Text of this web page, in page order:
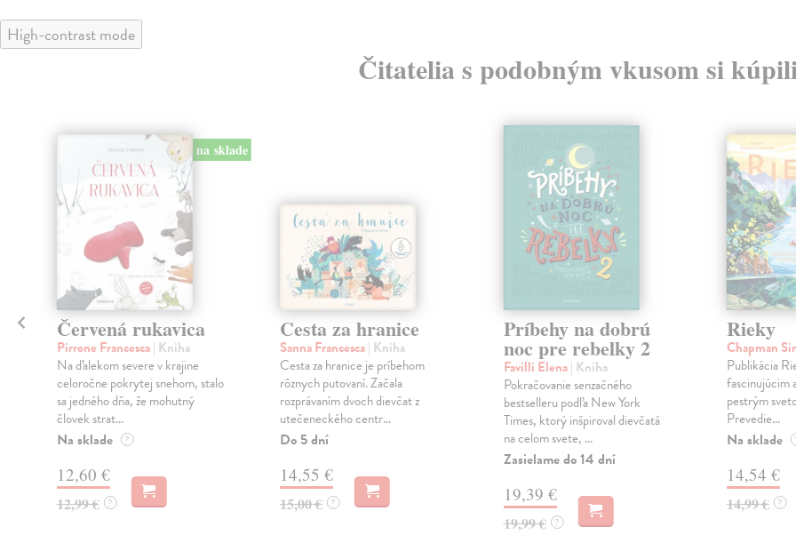
High-contrast mode
Čitatelia s podobným vkusom si
na sklade
Červená rukavica
Pirrone Francesca| Kniha
Na ďalekom severe v krajine
celoročne pokrytej snehom, stalo
sa jedného dňa, že mohutný
človek strat...
Na sklade ?
12,60 €
12,99 € ?
Cesta za hranice
Sanna Francesca| Kniha
Cesta za hranice je príbehom
rôznych putovaní. Začala
rozprávaním dvoch dievčat z
utečeneckého centr...
Do 5 dní
14,55 €
15,00 € ?
Príbehy na dobrú
noc pre rebelky 2
Favilli Elena| Kniha
Pokračovanie senzačného
bestselleru podľa New York
Times, ktorý inšpiroval dievčatá
na celom svete, ...
Zasielame do 14 dní
19,39 €
19,99 € ?
Rieky
Chapman
Publikácia
fascinujúcim
pestrým
Prevedie...
Na sklade
14,54 €
14,99 € ?